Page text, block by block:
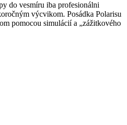
do vesmíru iba profesionálni
výcvikom. Posádka Polarisu
pomocou simulácií a „zážitkového